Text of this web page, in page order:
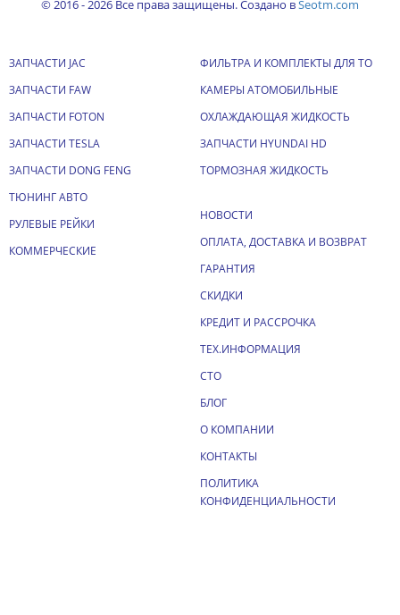
© 2016 - 2026 Все права защищены. Создано вSeotm.com
ЗАПЧАСТИ JAC
ЗАПЧАСТИ FAW
ЗАПЧАСТИ FOTON
ЗАПЧАСТИ TESLA
ЗАПЧАСТИ DONG FENG
ТЮНИНГ АВТО
РУЛЕВЫЕ РЕЙКИ
КОММЕРЧЕСКИЕ
ФИЛЬТРА И КОМПЛЕКТЫ ДЛЯ ТО
КАМЕРЫ АТОМОБИЛЬНЫЕ
ОХЛАЖДАЮЩАЯ ЖИДКОСТЬ
ЗАПЧАСТИ HYUNDAI HD
ТОРМОЗНАЯ ЖИДКОСТЬ
НОВОСТИ
ОПЛАТА, ДОСТАВКА И ВОЗВРАТ
ГАРАНТИЯ
СКИДКИ
КРЕДИТ И РАССРОЧКА
ТЕХ.ИНФОРМАЦИЯ
СТО
БЛОГ
О КОМПАНИИ
КОНТАКТЫ
ПОЛИТИКА
КОНФИДЕНЦИАЛЬНОСТИ